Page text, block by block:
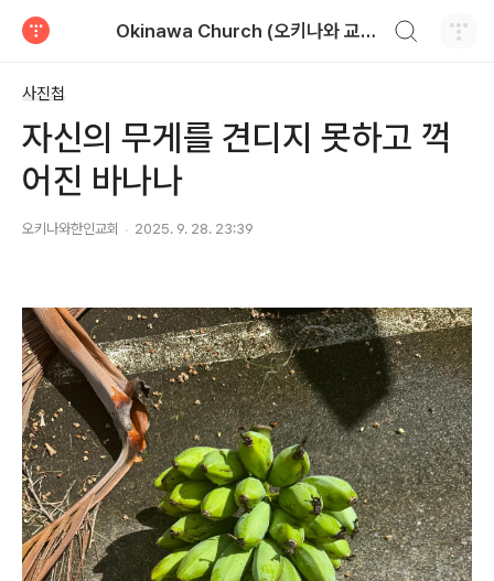
Okinawa Church (오키나와 교회)
사진첩
자신의 무게를 견디지 못하고 꺽
어진 바나나
오키나와한인교회 2025. 9. 28. 23:39